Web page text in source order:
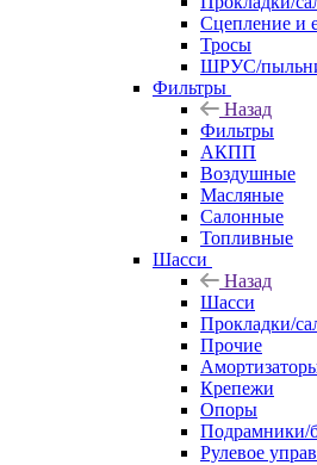
Сцепление и
Тросы
ШРУС/
Фильтры
Назад
Фильтры
АКПП
Воздушные
Масляные
Салонные
Топливные
Шасси
Назад
Шасси
Прокладки/
Прочие
Крепежи
Опоры
Подрамники/
Рулевое